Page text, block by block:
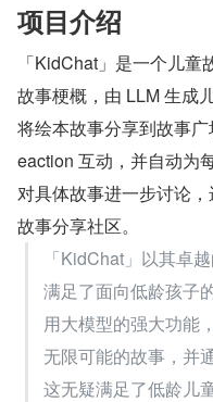
项目介绍
「KidChat」是一个儿
故事梗概，由 LLM 生成
将绘本故事分享到故事
eaction 互动，并自动为
对具体故事进一步讨论
故事分享社区。
「KidChat」以其卓
满足了面向低龄孩子
用大模型的强大功能
无限可能的故事，并
这无疑满足了低龄儿